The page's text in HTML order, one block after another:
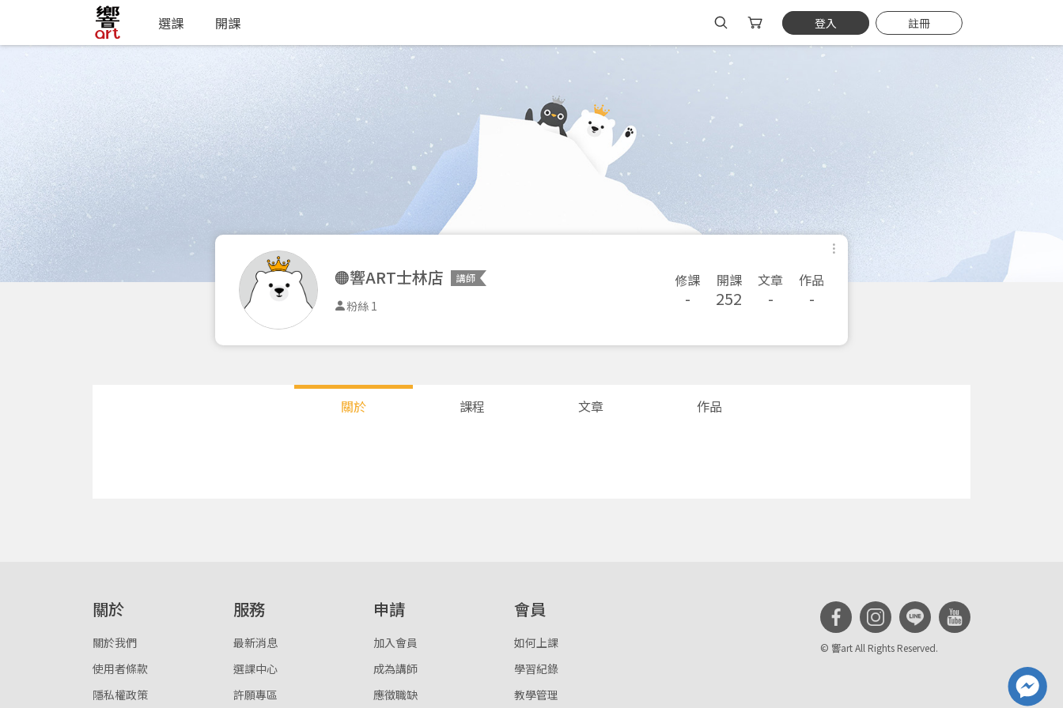
選課 開課 登入 註冊
🟠響ART士林店 講師
粉絲 1
修課
-
開課
252
文章
-
作品
-
關於 課程 文章 作品
關於
關於我們
使用者條款
隱私權政策
服務
最新消息
選課中心
許願專區
申請
加入會員
成為講師
應徵職缺
會員
如何上課
學習紀錄
教學管理
© 響art All Rights Reserved.